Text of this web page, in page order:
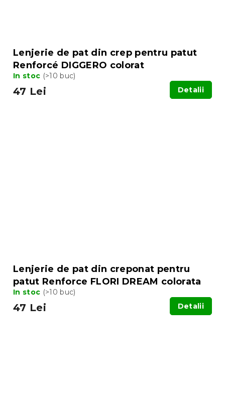
Lenjerie de pat din crep pentru patut
Renforcé DIGGERO colorat
In stoc (>10 buc)
47 Lei Detalii
Lenjerie de pat din creponat pentru
patut Renforce FLORI DREAM colorata
In stoc (>10 buc)
47 Lei Detalii